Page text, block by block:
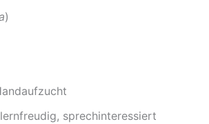
)
sprechinteressiert